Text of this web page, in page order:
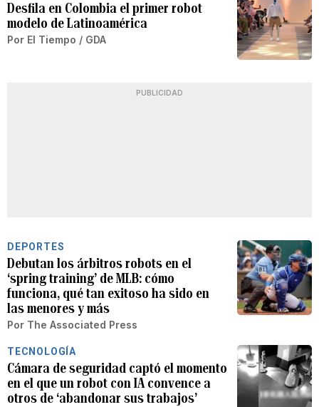
Desfila en Colombia el primer robot
modelo de Latinoamérica
Por El Tiempo / GDA
PUBLICIDAD
DEPORTES
Debutan los árbitros robots en el
‘spring training’ de MLB: cómo
funciona, qué tan exitoso ha sido en
las menores y más
Por The Associated Press
TECNOLOGÍA
Cámara de seguridad captó el momento
en el que un robot con IA convence a
otros de ‘abandonar sus trabajos’